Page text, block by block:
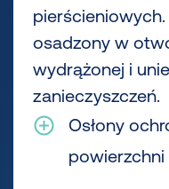
osadzony w
wydrążonej i
zanieczyszczeń.
Osłony